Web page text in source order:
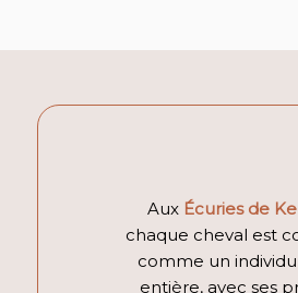
Aux Écuries de
chaque cheval est
comme un
entière, avec ses